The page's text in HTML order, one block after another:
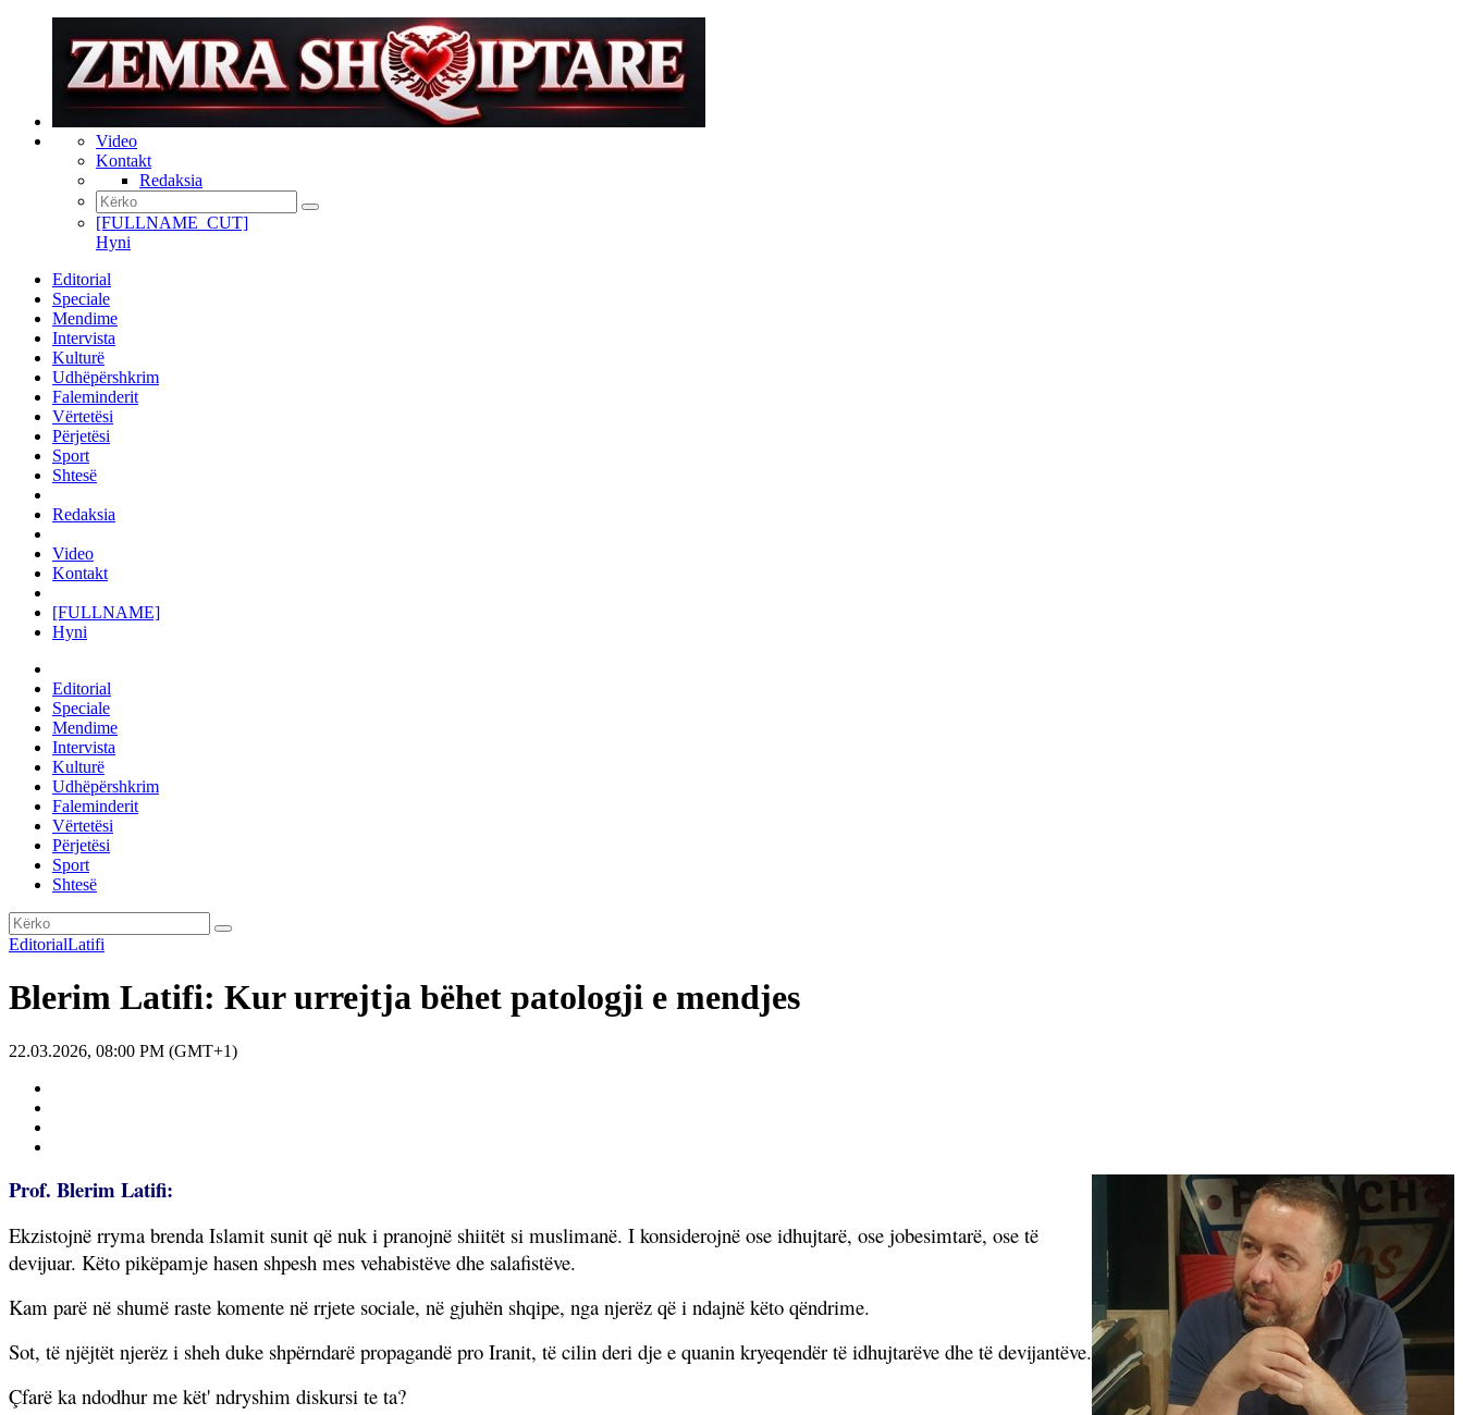
Video
Kontakt
Redaksia
[FULLNAME_CUT]
Hyni
Editorial
Speciale
Mendime
Intervista
Kulturë
Udhëpërshkrim
Faleminderit
Vërtetësi
Përjetësi
Sport
Shtesë
Redaksia
Video
Kontakt
[FULLNAME]
Hyni
Editorial
Speciale
Mendime
Intervista
Kulturë
Udhëpërshkrim
Faleminderit
Vërtetësi
Përjetësi
Sport
Shtesë
EditorialLatifi
Blerim Latifi: Kur urrejtja bëhet patologji e mendjes
22.03.2026, 08:00 PM (GMT+1)
Prof. Blerim Latifi:
Ekzistojnë rryma brenda Islamit sunit që nuk i pranojnë shiitët si muslimanë. I konsiderojnë ose idhujtarë, ose jobesimtarë, ose të
devijuar. Këto pikëpamje hasen shpesh mes vehabistëve dhe salafistëve.
Kam parë në shumë raste komente në rrjete sociale, në gjuhën shqipe, nga njerëz që i ndajnë këto qëndrime.
Sot, të njëjtët njerëz i sheh duke shpërndarë propagandë pro Iranit, të cilin deri dje e quanin kryeqendër të idhujtarëve dhe të devijantëve.
Çfarë ka ndodhur me kët' ndryshim diskursi te ta?